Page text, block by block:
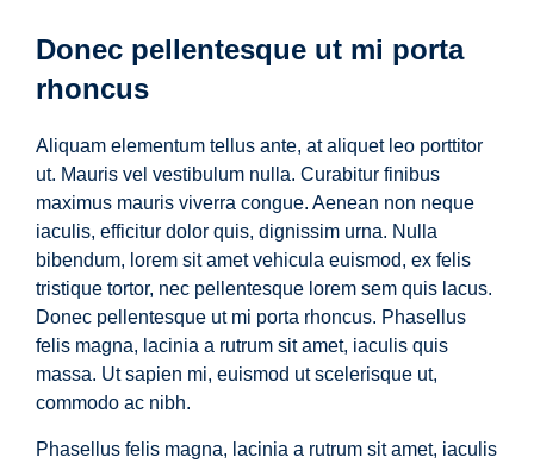
Donec pellentesque ut mi porta
rhoncus
Aliquam elementum tellus ante, at aliquet leo porttitor
ut. Mauris vel vestibulum nulla. Curabitur finibus
maximus mauris viverra congue. Aenean non neque
iaculis, efficitur dolor quis, dignissim urna. Nulla
bibendum, lorem sit amet vehicula euismod, ex felis
tristique tortor, nec pellentesque lorem sem quis lacus.
Donec pellentesque ut mi porta rhoncus. Phasellus
felis magna, lacinia a rutrum sit amet, iaculis quis
massa. Ut sapien mi, euismod ut scelerisque ut,
commodo ac nibh.
Phasellus felis magna, lacinia a rutrum sit amet, iaculis